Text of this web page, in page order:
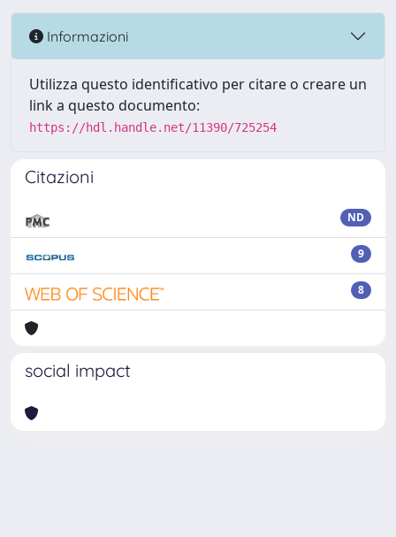
Informazioni
Utilizza questo identificativo per citare o creare un
link a questo documento:
https://hdl.handle.net/11390/725254
Citazioni
ND
9
8
social impact